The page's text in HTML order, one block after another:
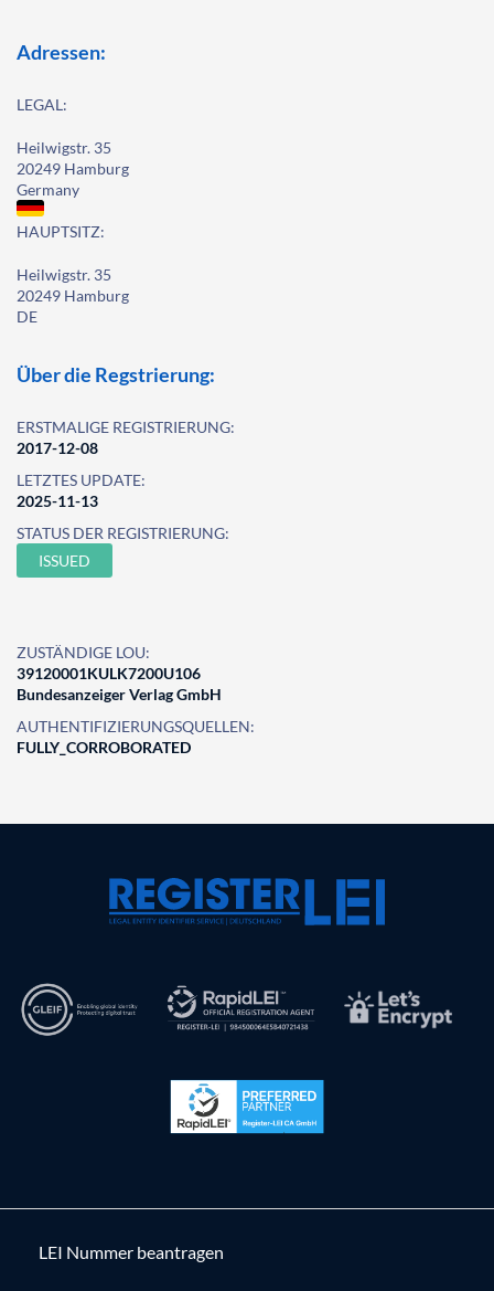
Adressen:
LEGAL:
Heilwigstr. 35
20249 Hamburg
Germany
HAUPTSITZ:
Heilwigstr. 35
20249 Hamburg
DE
Über die Regstrierung:
ERSTMALIGE REGISTRIERUNG:
2017-12-08
LETZTES UPDATE:
2025-11-13
STATUS DER REGISTRIERUNG:
ISSUED
ZUSTÄNDIGE LOU:
39120001KULK7200U106
Bundesanzeiger Verlag GmbH
AUTHENTIFIZIERUNGSQUELLEN:
FULLY_CORROBORATED
LEI Nummer beantragen